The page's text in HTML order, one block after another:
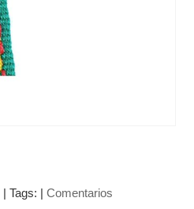
| Tags: | Comentarios